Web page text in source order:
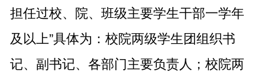
担任过校、院、班级主要学生干部一学年
及以上”具体为：校院两级学生团组织书
记、副书记、各部门主要负责人；校院两